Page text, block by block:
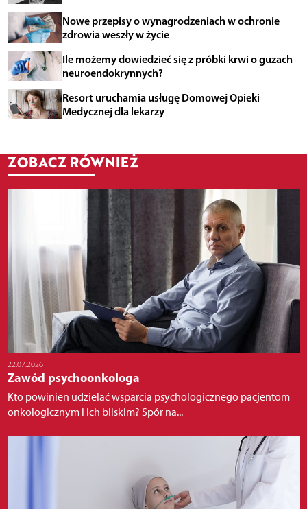
Nowe przepisy o wynagrodzeniach w ochronie
zdrowia weszły w życie
Ile możemy dowiedzieć się z próbki krwi o guzach
neuroendokrynnych?
Resort uruchamia usługę Domowej Opieki
Medycznej dla lekarzy
ZOBACZ RÓWNIEŻ
22.07.2026
Zawód psychoonkologa
Kto powinien udzielać wsparcia psychologicznego pacjentom
onkologicznym i ich bliskim? Spór na...